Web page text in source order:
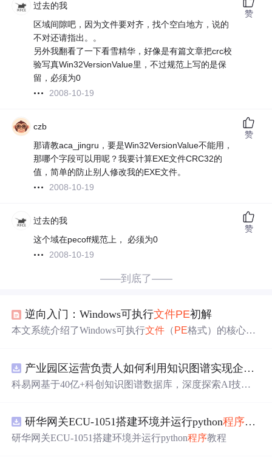
过去的我
区域间隙吧，因为文件要对齐，找个空白地方，说的
不对还请指出。。
另外我翻看了一下看雪精华，好像是有篇文章把crc校
验写真Win32VersionValue里，不过规范上写的是保
留，必须为0
2008-10-19
赞
czb
那请教aca_jingru，要是Win32VersionValue不能用，
那哪个字段可以用呢？我要计算EXE文件CRC32的
值，简单的防止别人修改我的EXE文件。
2008-10-19
赞
过去的我
这个域在pecoff规范上， 必须为0
2008-10-19
赞
——到底了——
逆向入门：Windows可执行文件PE初解
本文系统介绍了Windows可执行文件 （ PE格式）的核心结
解析了 PE格式的完整结构，包括DOS头、NT头（文件头
与可选头）、节表及各节功能。重点阐述了逆向工程中的
及扩大最后一节。最后介绍了数据目录结构及主要功能表
（导出表、导入表、IAT表、重定位表等）的作用。文章结
合C/C++
产业园区运营负责人如何利用知识图谱实现企业精准对接与协同？.docx
科易网基于40亿+科创知识图谱数据库，深度探索AI技术
新领域的AI+数智化解决方案，推动科技创新与产业创新
智能化发展。
研华网关ECU-1051搭建环境并运行python程序教程
研华网关ECU-1051搭建环境并运行python程序教程